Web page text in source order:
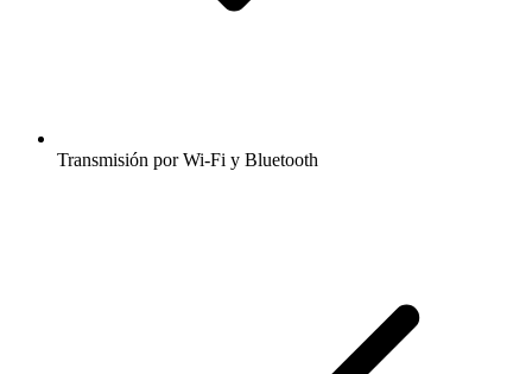
Transmisión por Wi-Fi y Bluetooth